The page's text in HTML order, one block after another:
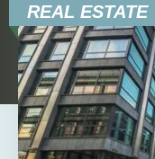
REAL ESTATE